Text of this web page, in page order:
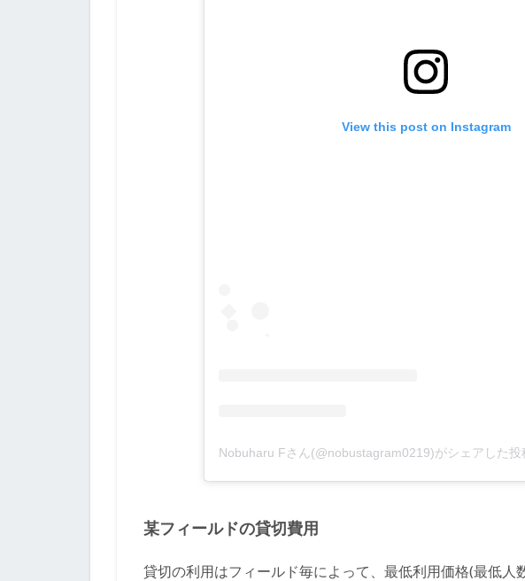
View this post on Instagram
Nobuharu Fさん(@nobustagram0219)がシェアした投
某フィールドの貸切費用
貸切の利用はフィールド毎によって、最低利用価格(最低人